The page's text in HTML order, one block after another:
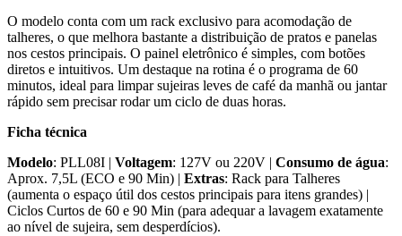
O modelo conta com um rack exclusivo para acomodação de
talheres, o que melhora bastante a distribuição de pratos e panelas
nos cestos principais. O painel eletrônico é simples, com botões
diretos e intuitivos. Um destaque na rotina é o programa de 60
minutos, ideal para limpar sujeiras leves de café da manhã ou jantar
rápido sem precisar rodar um ciclo de duas horas.
Ficha técnica
Modelo: PLL08I | Voltagem: 127V ou 220V | Consumo de água:
Aprox. 7,5L (ECO e 90 Min) | Extras: Rack para Talheres
(aumenta o espaço útil dos cestos principais para itens grandes) |
Ciclos Curtos de 60 e 90 Min (para adequar a lavagem exatamente
ao nível de sujeira, sem desperdícios).